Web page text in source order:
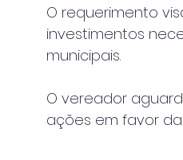
O requerimento
investimentos
municipais.
O vereador
ações em favor